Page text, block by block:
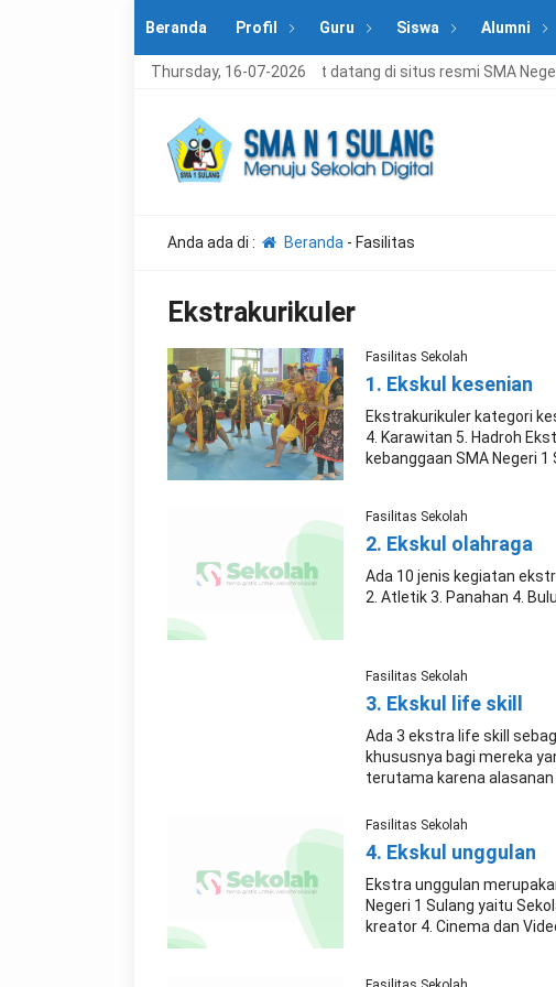
Beranda Profil Guru Siswa Alumni
Thursday, 16-07-2026
SMA Negeri 1 Sulang. Selamat datang di situs resmi SMA Negeri
Anda ada di : Beranda - Fasilitas
Ekstrakurikuler
Fasilitas Sekolah
1. Ekskul kesenian
Ekstrakurikuler kategori
4. Karawitan 5. Hadroh
kebanggaan SMA Negeri 1
Fasilitas Sekolah
2. Ekskul olahraga
Ada 10 jenis kegiatan
2. Atletik 3. Panahan 4.
Fasilitas Sekolah
3. Ekskul life skill
Ada 3 ekstra life skill
khususnya bagi mereka
terutama karena alasanan
Fasilitas Sekolah
4. Ekskul unggulan
Ekstra unggulan
Negeri 1 Sulang yaitu
kreator 4. Cinema dan